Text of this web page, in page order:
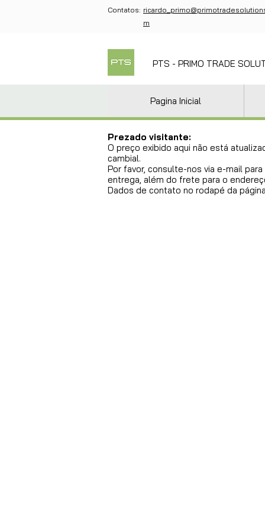
Contatos:
m
PTS - PRIMO TRADE
Pagina Inicial
Prezado visitante:
O preço exibido aqui não está
cambial.
Por favor, consulte-nos via e-mail
entrega, além do frete para o
Dados de contato no rodapé da